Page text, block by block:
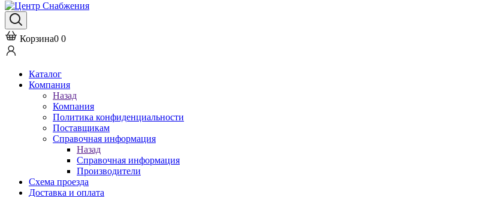
Корзина0 0
Каталог
Компания
Назад
Компания
Политика конфиденциальности
Поставщикам
Справочная информация
Назад
Справочная информация
Производители
Схема проезда
Доставка и оплата